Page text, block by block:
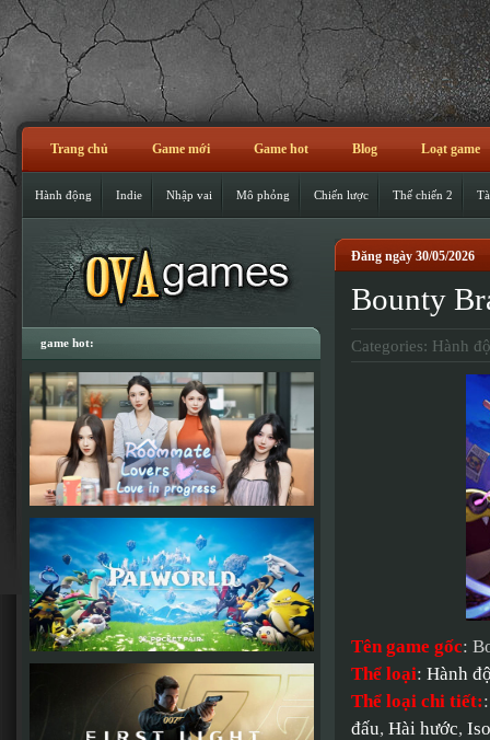
Trang chủ Game mới Game hot Blog Loạt game
Hành động Indie Nhập vai Mô phỏng Chiến lược Thế chiến 2
Đăng ngày 30/05/2026
Bounty
Categories: Hành
Tên game gốc:
Thể loại: Hành
Thể loại chi tiết:
đấu, Hài hước,
game hot: